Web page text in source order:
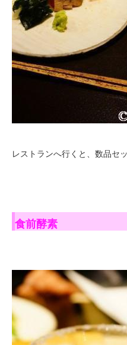
レストランへ行くと、数品セ
食前酵素